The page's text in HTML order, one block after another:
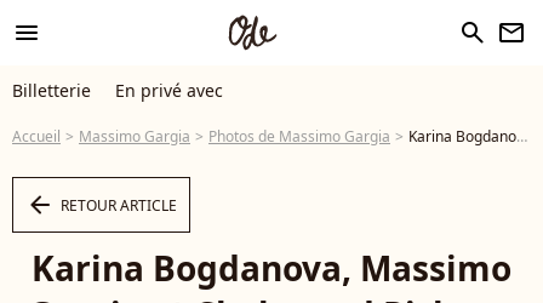
menu search newsletter
Billetterie En privé avec
Accueil Massimo Gargia Photos de Massimo Gargia Karina Bogdanova, Massimo Gargia et Chahrazad Rizh. au dîner de Noël organisé par M.Gargia et C.Rizk au restaurant La Baia Paris le 23 novembre 2025. © Sébastien Frémont / Bestimage - Photo
arrow_left RETOUR ARTICLE
Karina Bogdanova, Massimo